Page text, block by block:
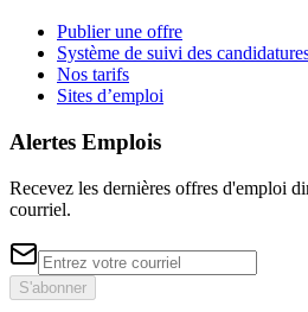
Publier une offre
Système de suivi des
Nos tarifs
Sites d’emploi
Alertes Emplois
Recevez les dernières offres d'emploi
courriel.
S'abonner